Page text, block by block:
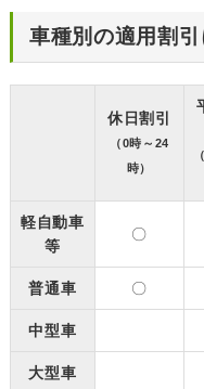
車種別の適用割
休日割引
（0時～24
時）
軽自動車
等
〇
普通車 〇
中型車
大型車